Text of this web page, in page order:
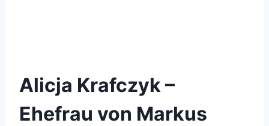
Alicja Krafczyk –
Ehefrau von Markus